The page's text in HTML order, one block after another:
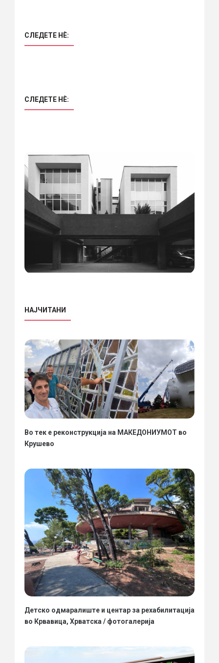
СЛЕДЕТЕ НÈ:
СЛЕДЕТЕ НÈ:
НАЈЧИТАНИ
Во тек е реконструкција на МАКЕДОНИУМОТ во
Крушево
Детско одмаралиште и центар за рехабилитација
во Крвавица, Хрватска / фотогалерија